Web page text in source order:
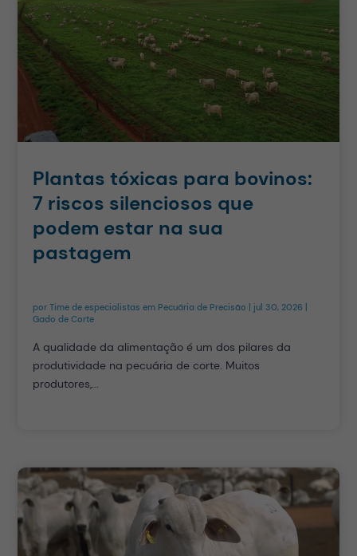
Plantas tóxicas para bovinos:
7 riscos silenciosos que
podem estar na sua
pastagem
porTime de especialistas em Pecuária de Precisão jul 30, 2026
Gado de Corte
A qualidade da alimentação é um dos pilares da
produtividade na pecuária de corte. Muitos
produtores,...